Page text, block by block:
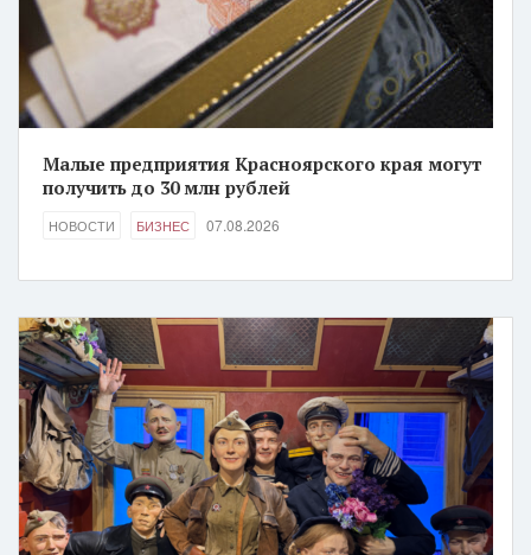
Малые предприятия Красноярского края могут
получить до 30 млн рублей
НОВОСТИ БИЗНЕС 07.08.2026